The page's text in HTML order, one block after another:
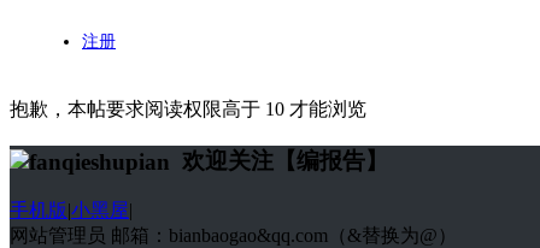
注册
抱歉，本帖要求阅读权限高于 10 才能浏览
欢迎关注【编报告】
手机版|小黑屋|
网站管理员 邮箱：bianbaogao&qq.com（&替换为@）